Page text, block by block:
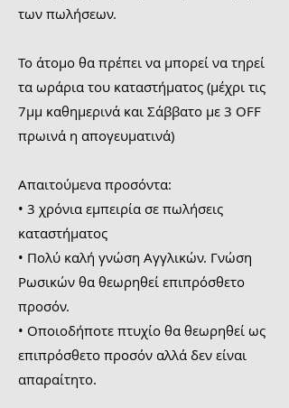
των πωλήσεων.
Το άτομο θα πρέπει να μπορεί να τηρεί
τα ωράρια του καταστήματος (μέχρι τις
7μμ καθημερινά και Σάββατο με 3 OFF
πρωινά η απογευματινά)
Απαιτούμενα προσόντα:
• 3 χρόνια εμπειρία σε πωλήσεις
καταστήματος
• Πολύ καλή γνώση Αγγλικών. Γνώση
Ρωσικών θα θεωρηθεί επιπρόσθετο
προσόν.
• Οποιοδήποτε πτυχίο θα θεωρηθεί ως
επιπρόσθετο προσόν αλλά δεν είναι
απαραίτητο.